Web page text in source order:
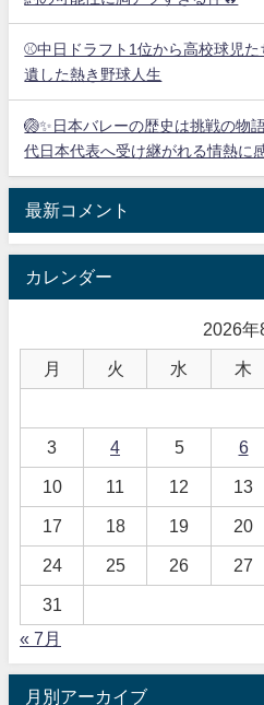
⚾中日ドラフト1位から高校球児
遺した熱き野球人生
🏐✨日本バレーの歴史は挑戦の物
代日本代表へ受け継がれる情熱に
最新コメント
カレンダー
2026年
月 火 水 木
3 4 5 6
10 11 12 13
17 18 19 20
24 25 26 27
31
« 7月
月別アーカイブ